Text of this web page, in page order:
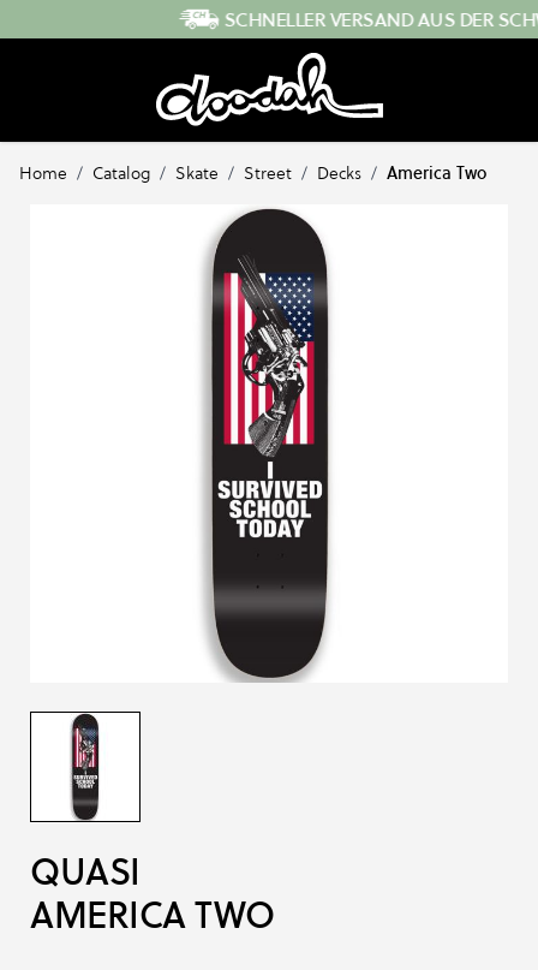
SCHNELLER VERSAND AUS DER SCHWEIZ
Home / Catalog / Skate / Street / Decks / America Two
QUASI
AMERICA TWO